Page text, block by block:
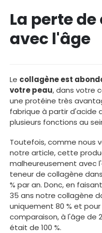
La perte
avec l'âge
Le collagène est
votre peau, dans votre
une protéine très
fabrique à partir d'acide
plusieurs fonctions au
Toutefois, comme nous
notre article, cette
malheureusement avec
teneur de collagène
% par an. Donc, en
35 ans notre collagène
uniquement 80 % et
comparaison, à l'âge de
était de 100 %.